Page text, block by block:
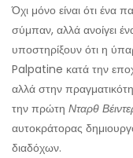
Όχι μόνο είναι ότι ένα
σύμπαν, αλλά ανοίγει
υποστηρίξουν ότι η
Palpatine κατά την
αλλά στην
την πρώτη Νταρθ
αυτοκράτορας
διαδόχων.